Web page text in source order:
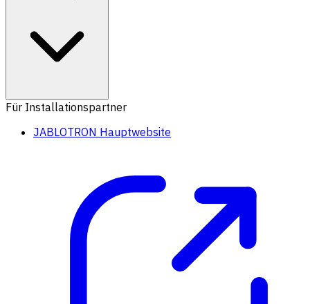
Für Installationspartner
JABLOTRON Hauptwebsite